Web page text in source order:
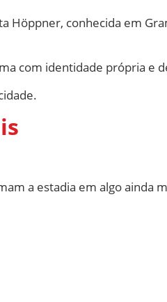
conhecida em
com identidade própria e
a estadia em algo ainda